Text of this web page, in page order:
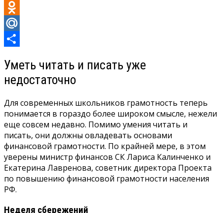
VK
Odnoklassniki
Mail.Ru
Уметь читать и писать уже
недостаточно
Для современных школьников грамотность теперь
понимается в гораздо более широком смысле, нежели
еще совсем недавно. Помимо умения читать и
писать, они должны овладевать основами
финансовой грамотности. По крайней мере, в этом
уверены министр финансов СК Лариса Калинченко и
Екатерина Лавренова, советник директора Проекта
по повышению финансовой грамотности населения
РФ.
Неделя сбережений